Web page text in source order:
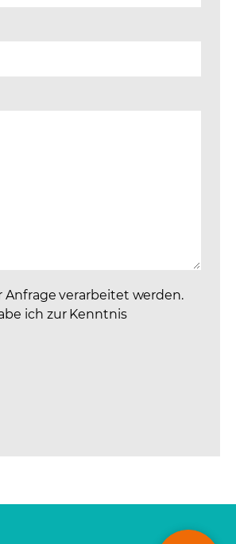
verarbeitet werden.
in a new tab)
ich zur Kenntnis